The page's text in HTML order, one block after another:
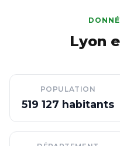
Lyon
POPULATION
519 127 habitants